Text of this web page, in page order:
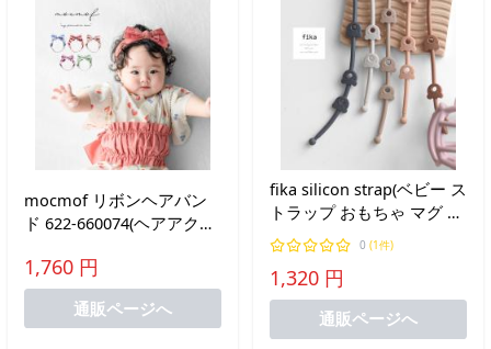
mocmof リボンヘアバン
ド 622-660074(ヘアアクセ
子 ヘアアクセ ヘアバンド
ヘアーバンド ヘッドバン
ド 赤ちゃん かわいい おし
1,760 円
通販ページへ
fika silicon strap(ベビー ス
トラップ おもちゃ マグ シ
リコン かわいい トイスト
ラップ おもちゃホルダー
くま クマ おしゃぶりホル
ダー マグストラップ)
0 (1件)
1,320 円
通販ページへ